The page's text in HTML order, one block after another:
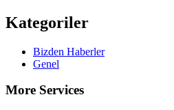
Kategoriler
Bizden Haberler
Genel
More Services